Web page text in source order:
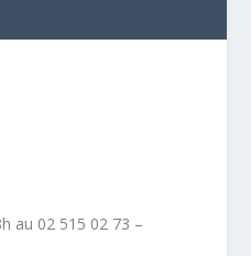
au 02 515 02 73 –